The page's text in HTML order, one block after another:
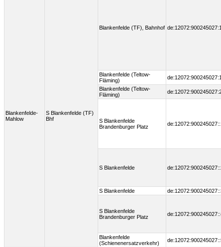
Blankenfelde-
Mahlow
S Blankenfelde (TF)
Bhf
Blankenfelde (TF), Bahnhof
Blankenfelde (Teltow-
Fläming)
Blankenfelde (Teltow-
Fläming)
S Blankenfelde
Brandenburger Platz
S Blankenfelde
S Blankenfelde
S Blankenfelde
Brandenburger Platz
Blankenfelde
(Schienenersatzverkehr)